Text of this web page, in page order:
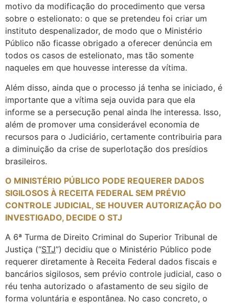
motivo da modificação do procedimento que versa
sobre o estelionato: o que se pretendeu foi criar um
instituto despenalizador, de modo que o Ministério
Público não ficasse obrigado a oferecer denúncia em
todos os casos de estelionato, mas tão somente
naqueles em que houvesse interesse da vítima.
Além disso, ainda que o processo já tenha se iniciado, é
importante que a vítima seja ouvida para que ela
informe se a persecução penal ainda lhe interessa. Isso,
além de promover uma considerável economia de
recursos para o Judiciário, certamente contribuiria para
a diminuição da crise de superlotação dos presídios
brasileiros.
O MINISTÉRIO PÚBLICO PODE REQUERER DADOS
SIGILOSOS À RECEITA FEDERAL SEM PRÉVIO
CONTROLE JUDICIAL, SE HOUVER AUTORIZAÇÃO DO
INVESTIGADO, DECIDE O STJ
A 6ª Turma de Direito Criminal do Superior Tribunal de
Justiça (“STJ”) decidiu que o Ministério Público pode
requerer diretamente à Receita Federal dados fiscais e
bancários sigilosos, sem prévio controle judicial, caso o
réu tenha autorizado o afastamento de seu sigilo de
forma voluntária e espontânea. No caso concreto, o